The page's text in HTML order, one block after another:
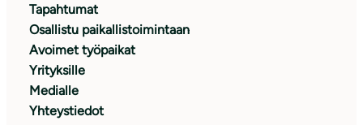
Tapahtumat
Osallistu paikallistoimintaan
Avoimet työpaikat
Yrityksille
Medialle
Yhteystiedot